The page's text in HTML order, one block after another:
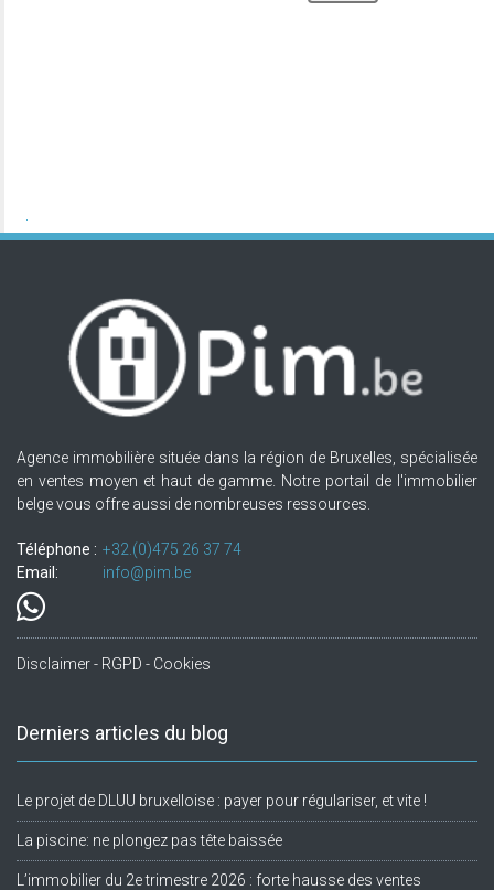
Agence immobilière située dans la région de Bruxelles, spécialisée
en ventes moyen et haut de gamme. Notre portail de l'immobilier
belge vous offre aussi de nombreuses ressources.
Téléphone : +32.(0)475 26 37 74
Email:
info@pim.be
Disclaimer - RGPD - Cookies
Derniers articles du blog
Le projet de DLUU bruxelloise : payer pour régulariser, et vite !
La piscine: ne plongez pas tête baissée
L’immobilier du 2e trimestre 2026 : forte hausse des ventes